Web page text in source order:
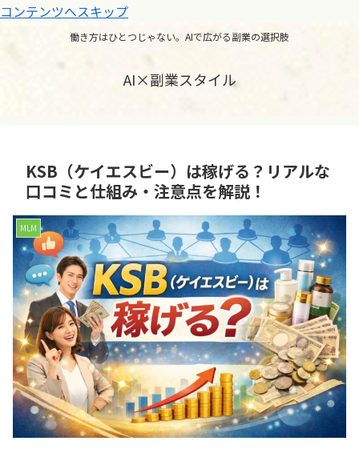
コンテンツへスキップ
働き方はひとつじゃない。AIで広がる副業の選択肢
AI×副業スタイル
KSB（ケイエスビー）は稼げる？リアルな
口コミと仕組み・注意点を解説！
MLM